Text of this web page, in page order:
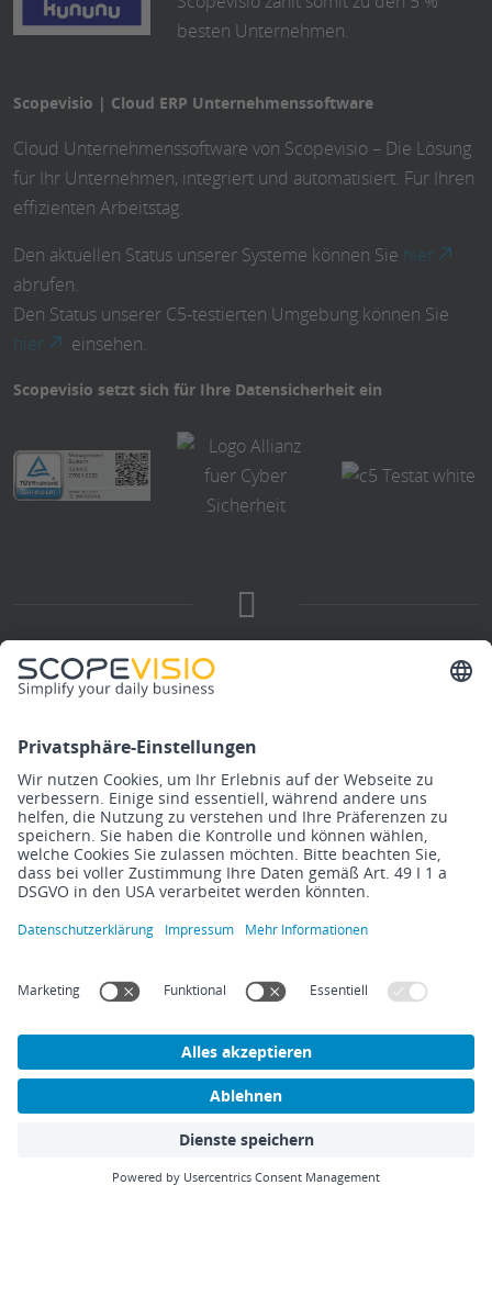
besten Unternehmen.
Scopevisio | Cloud ERP Unternehmenssoftware
Cloud Unternehmenssoftware von Scopevisio – Die Lösung
für Ihr Unternehmen, integriert und automatisiert. Für Ihren
effizienten Arbeitstag.
Den aktuellen Status unserer Systeme können Sie hier
abrufen.
Den Status unserer C5-testierten Umgebung können Sie
hier
einsehen.
Scopevisio setzt sich für Ihre Datensicherheit ein
Scopevisio
Karriere
Auszeichnungen
Downloads
Hilfe
Kontakt
Software
Finanzen
DMS/ECM
Vertrieb
Personal
Scopevisio2Go
Cloud ERP-Software
Systemanforderungen
OpenScope API
Infos
Blog
Steuerberater
Blog
Übersicht
Cloud Computing
Digitalisierung
Finanzbuchhaltung
ImpressumDatenschutzerklärungRechtlichesCookies